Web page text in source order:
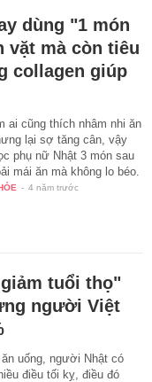
dùng "1 món
vặt mà còn tiêu
collagen giúp
ai cũng thích nhâm nhi ăn
lại sợ tăng cân, vậy
phụ nữ Nhật 3 món sau
mái ăn mà không lo béo.
- 4 năm trước
tuổi thọ"
người Việt
ăn uống, người Nhật có
điều tối kỵ, điều đó